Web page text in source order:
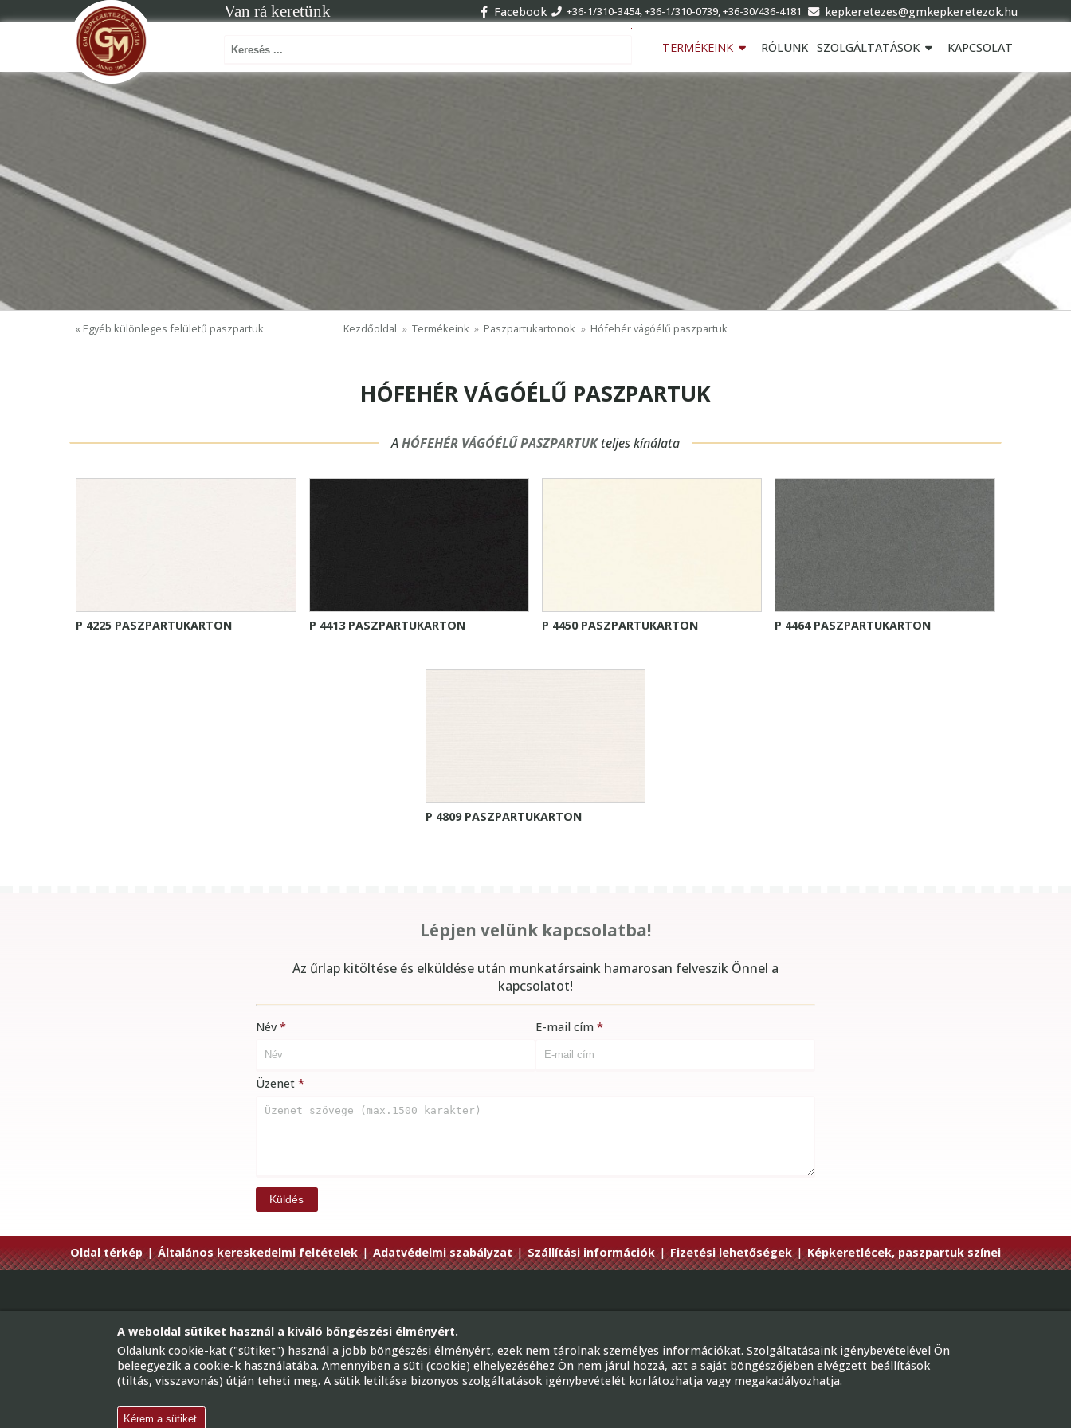
Van rá keretünk Facebook +36-1/310-3454, +36-1/310-0739, +36-30/436-4181 kepkeretezes@gmkepkeretezok.hu
TERMÉKEINK RÓLUNK SZOLGÁLTATÁSOK KAPCSOLAT
« Egyéb különleges felületű paszpartuk Kezdőoldal Termékeink Paszpartukartonok Hófehér vágóélű paszpartuk
HÓFEHÉR VÁGÓÉLŰ PASZPARTUK
AHÓFEHÉR VÁGÓÉLŰ PASZPARTUKteljes kínálata
P 4225 PASZPARTUKARTON P 4413 PASZPARTUKARTON P 4450 PASZPARTUKARTON P 4464 PASZPARTUKARTON
P 4809 PASZPARTUKARTON
Lépjen velünk kapcsolatba!
Az űrlap kitöltése és elküldése után munkatársaink hamarosan felveszik Önnel a
kapcsolatot!
Név E-mail cím
Üzenet
Küldés
Oldal térkép | Általános kereskedelmi feltételek | Adatvédelmi szabályzat | Szállítási információk | Fizetési lehetőségek | Képkeretlécek, paszpartuk színei
Van rá keretünk
Képkeretezés, Képkeretezők szakáruháza
1224 Budapest, Bartók Béla út 31.
Facebook
A weboldal sütiket használ a kiváló bőngészési élményért.
Oldalunk cookie-kat ("sütiket") használ a jobb böngészési élményért, ezek nem tárolnak személyes információkat. Szolgáltatásaink igénybevételével Ön
beleegyezik a cookie-k használatába. Amennyiben a süti (cookie) elhelyezéséhez Ön nem járul hozzá, azt a saját böngészőjében elvégzett beállítások
(tiltás, visszavonás) útján teheti meg. A sütik letiltása bizonyos szolgáltatások igénybevételét korlátozhatja vagy megakadályozhatja.
Kérem a sütiket.